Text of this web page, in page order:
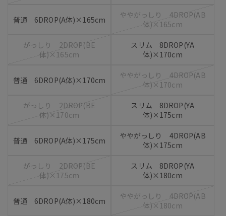
普通 6DROP(A体)×165cm
ややがっしり 4DROP(AB
体)×165cm
がっしり 2DROP(BE
体)×165cm
スリム 8DROP(YA
体)×170cm
普通 6DROP(A体)×170cm
ややがっしり 4DROP(AB
体)×170cm
がっしり 2DROP(BE
体)×170cm
スリム 8DROP(YA
体)×175cm
普通 6DROP(A体)×175cm
ややがっしり 4DROP(AB
体)×175cm
がっしり 2DROP(BE
体)×175cm
スリム 8DROP(YA
体)×180cm
普通 6DROP(A体)×180cm
ややがっしり 4DROP(AB
体)×180cm